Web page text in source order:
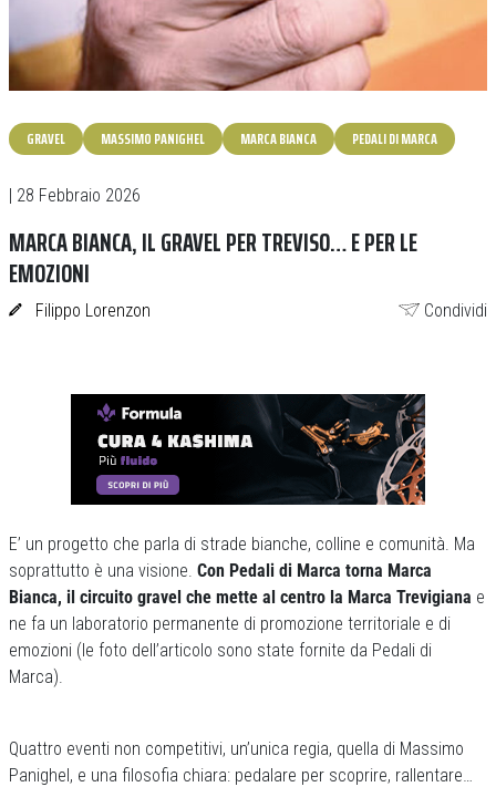
GRAVEL MASSIMO PANIGHEL MARCA BIANCA PEDALI DI MARCA
| 28 Febbraio 2026
MARCA BIANCA, IL GRAVEL PER TREVISO… E PER LE
EMOZIONI
Filippo Lorenzon Condividi
E’ un progetto che parla di strade bianche, colline e comunità. Ma
soprattutto è una visione. Con Pedali di Marca torna Marca
Bianca, il circuito gravel che mette al centro la Marca Trevigiana e
ne fa un laboratorio permanente di promozione territoriale e di
emozioni (le foto dell’articolo sono state fornite da Pedali di
Marca).
Quattro eventi non competitivi, un’unica regia, quella di Massimo
Panighel, e una filosofia chiara: pedalare per scoprire, rallentare…